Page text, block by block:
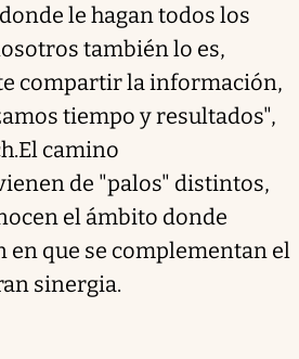
le hagan todos los
también lo es,
compartir la información,
tiempo y resultados",
camino
de "palos" distintos,
el ámbito donde
en que se complementan el
sinergia.